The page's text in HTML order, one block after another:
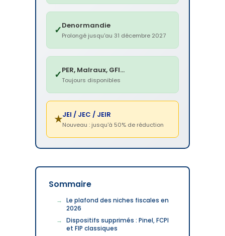
✓Denormandie
Prolongé jusqu'au 31 décembre 2027
✓PER, Malraux, GFI...
Toujours disponibles
★JEI / JEC / JEIR
Nouveau : jusqu'à 50% de réduction
Sommaire
Le plafond des niches fiscales en
2026
Dispositifs supprimés : Pinel, FCPI
et FIP classiques